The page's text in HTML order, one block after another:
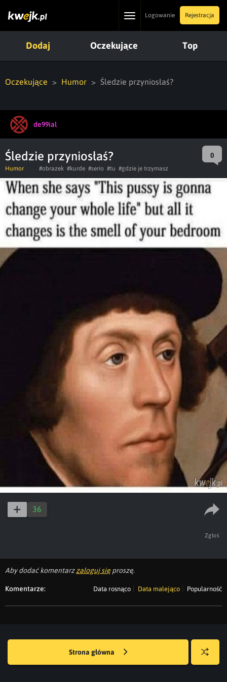
ToggleLogowanie Rejestracja
Dodaj Oczekujące Top
Oczekujące Humor Śledzie przyniosłaś?
de99ial
Śledzie przyniosłaś? 0
Humor #obrazek #kurde #serio #tu #gdzie je trzymasz
36
Zgłoś
Aby dodać komentarzzaloguj się proszę.
Komentarze: Data rosnąco Data malejąco Popularność
Strona główna